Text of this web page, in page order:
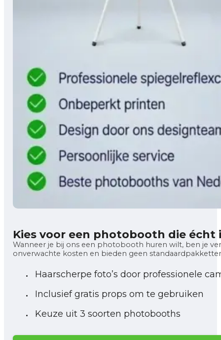
Kies voor een photobooth die
Wanneer je bij ons een photobooth huren wilt, ben je
onverwachte kosten en bieden geen
Haarscherpe foto’s door professionele
Inclusief gratis props om te gebruiken
Keuze uit 3 soorten photobooths